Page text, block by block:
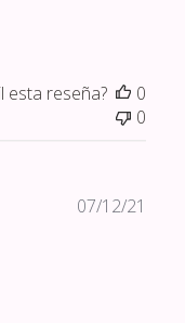
esta reseña?
0
0
07/12/21